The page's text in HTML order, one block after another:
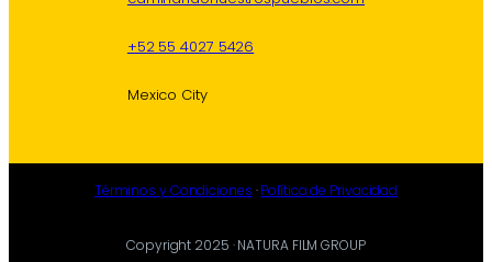
+52 55 4027 5426
Mexico City
Términos y Condiciones ·Política de Privacidad
Copyright 2025 · NATURA FILM GROUP